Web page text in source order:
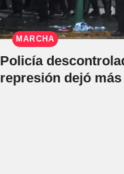
MARCHA
Policía
represión dejó